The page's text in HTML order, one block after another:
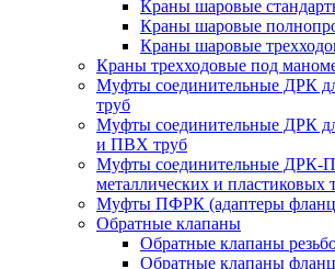
Краны шаровые
Краны шаровые
Краны шаровые
Краны трехходовые под
Муфты соединительные ДРК
труб
Муфты соединительные ДРК
и ПВХ труб
Муфты соединительные ДРК-П
металлических и пластиковых
Муфты ПФРК (адаптеры
Обратные клапаны
Обратные клапаны
Обратные клапаны